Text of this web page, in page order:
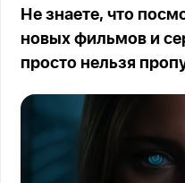
Не знаете, что
новых фильмов и
просто нельзя